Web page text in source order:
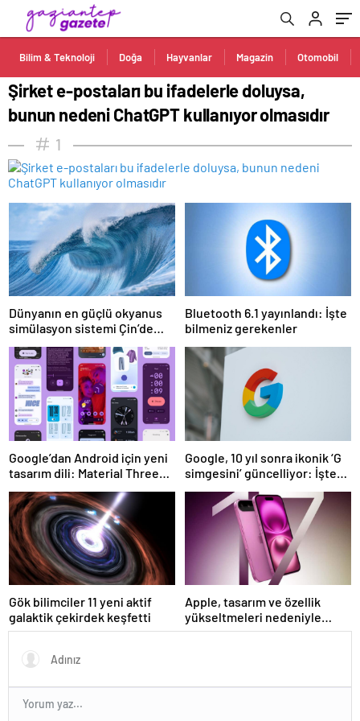
Bilim & Teknoloji Doğa Hayvanlar Magazin Otomobil
Şirket e-postaları bu ifadelerle doluysa,
bunun nedeni ChatGPT kullanıyor olmasıdır
1
Dünyanın en güçlü okyanus
simülasyon sistemi Çin’de
faaliyete geçiyor
Bluetooth 6.1 yayınlandı: İşte
bilmeniz gerekenler
Google’dan Android için yeni
tasarım dili: Material Three
Expressive
Google, 10 yıl sonra ikonik ‘G
simgesini’ güncelliyor: İşte
yeni tasarım
Gök bilimciler 11 yeni aktif
galaktik çekirdek keşfetti
Apple, tasarım ve özellik
yükseltmeleri nedeniyle
iPhone 17 fiyatlarını artırabilir